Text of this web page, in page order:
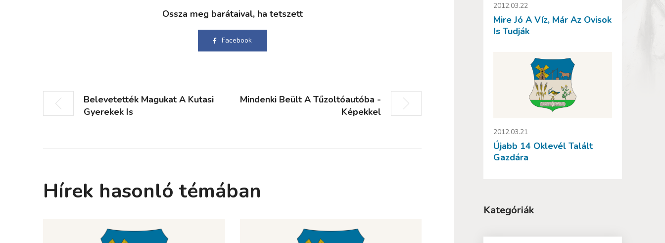
Ossza meg barátaival, ha tetszett
Facebook
Belevetették Magukat A Kutasi
Gyerekek Is
Mindenki Beült A Tűzoltóautóba -
Képekkel
Hírek hasonló témában
2012.03.22
Mire Jó A Víz, Már Az Ovisok
Is Tudják
2012.03.21
Újabb 14 Oklevél Talált
Gazdára
Kategóriák